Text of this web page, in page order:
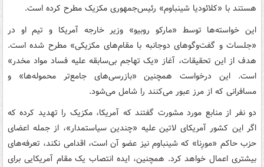
هستند با «کلائودیا شینباوم» رئیس‌جمهوری مکزیک مطرح کرده است.
این خواسته‌ها توسط «مارکو روبیو» وزیر خارجه آمریکا و تیم او در
«جلسات و گفت‌وگوهای دوجانبه با مقام‌های مکزیکی» مطرح شده است.
هدف از این تحقیقات، آغاز «یک تهاجم بی‌سابقه علیه فساد مواد مخدر»
است. این درخواست همچنین «بازرسی‌های جامع‌تر محموله‌ها» و
مسافرانی که از مرز عبور می‌کنند را شامل می‌شود.
دو نفر از منابع مورد مشورت گفتند که آمریکا، مکزیک را تهدید کرده که
اگر این کشور آمریکای لاتین علیه «چندین سیاستمدار»، از جمله اعضای
حزب حاکم «مورِنا» که شینباوم نیز عضو آن است، اقدامی نکند، تعرفه‌های
بیشتری اعمال خواهد کرد. همچنین، ایده انتصاب یک مقام آمریکایی برای